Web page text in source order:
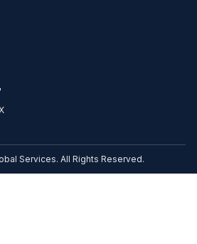
Services. All Rights Reserved.